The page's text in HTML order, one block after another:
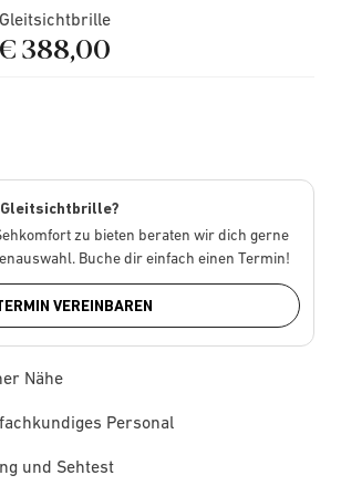
Gleitsichtbrille
€ 388,00
Gleitsichtbrille?
zu bieten beraten wir dich gerne
Buche dir einfach einen Termin!
VEREINBAREN
Nähe
Personal
und Sehtest